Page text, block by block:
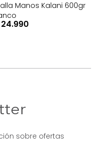
Manos Kalani 600gr
24.990
sobre ofertas